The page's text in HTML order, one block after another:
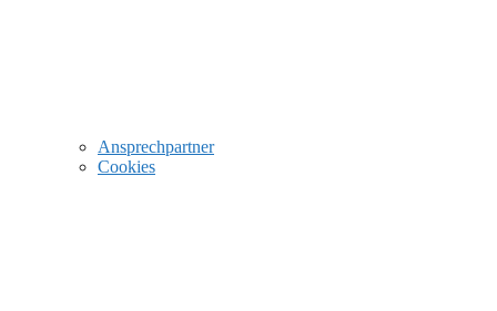
Ansprechpartner
Cookies